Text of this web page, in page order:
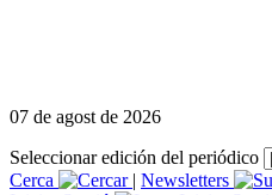
07 de agost de 2026
Seleccionar edición del periódico
Cerca
| Newsletters